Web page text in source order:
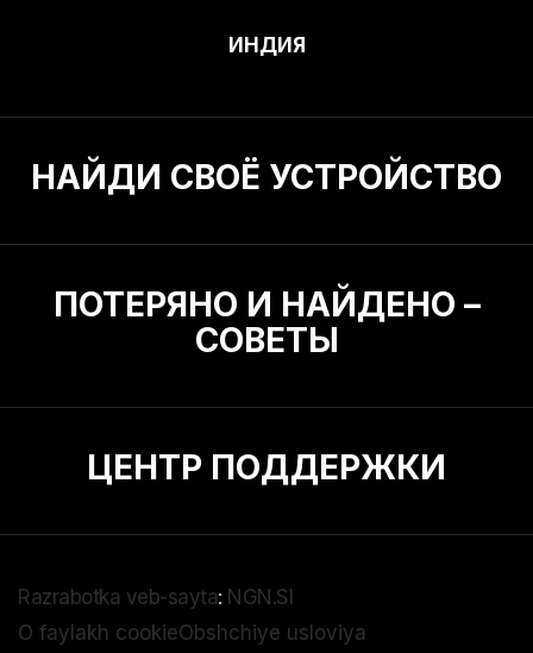
ИНДИЯ
НАЙДИ СВОЁ УСТРОЙСТВО
ПОТЕРЯНО И НАЙДЕНО –
СОВЕТЫ
ЦЕНТР ПОДДЕРЖКИ
Razrabotka veb-sayta: NGN.SI
O faylakh cookieObshchiye usloviya